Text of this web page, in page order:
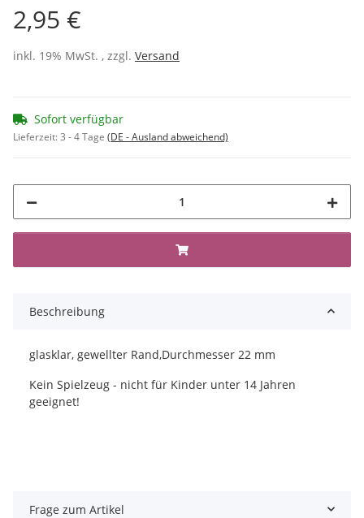
2,95 €
inkl. 19% MwSt. , zzgl. Versand
Sofort verfügbar
Lieferzeit:3 - 4 Tage (DE - Ausland abweichend)
Beschreibung
glasklar, gewellter Rand,Durchmesser 22 mm
Kein Spielzeug - nicht für Kinder unter 14 Jahren
geeignet!
Frage zum Artikel